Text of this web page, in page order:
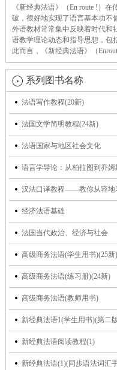
《新经典法语》（En route !）
破，很好地实现了语言基本功不
外语教材常常集中反映着时代和
语教学理论动态和指导思想，包
此而言，《新经典法语》（
系列图书名称
法语写作教程(20新)
法国文学简明教程(24新)
法语国家与地区社会文化
语言学导论：从柏拉图到乔姆
汉法口译教程——教你从容地
经济法语基础
法国当代政治、经济与社会
高级商务法语(学生用书)(25新)
高级商务法语(练习册)(24新)
高级商务法语(教师用书)
新经典法语1(学生用书)(第二
新经典法语阅读教程(1)
新经典法语(1)(同步语法词汇